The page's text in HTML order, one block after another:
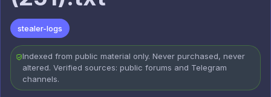
stealer-logs
Indexed from public material only. Never purchased, never
altered. Verified sources: public forums and Telegram
channels.